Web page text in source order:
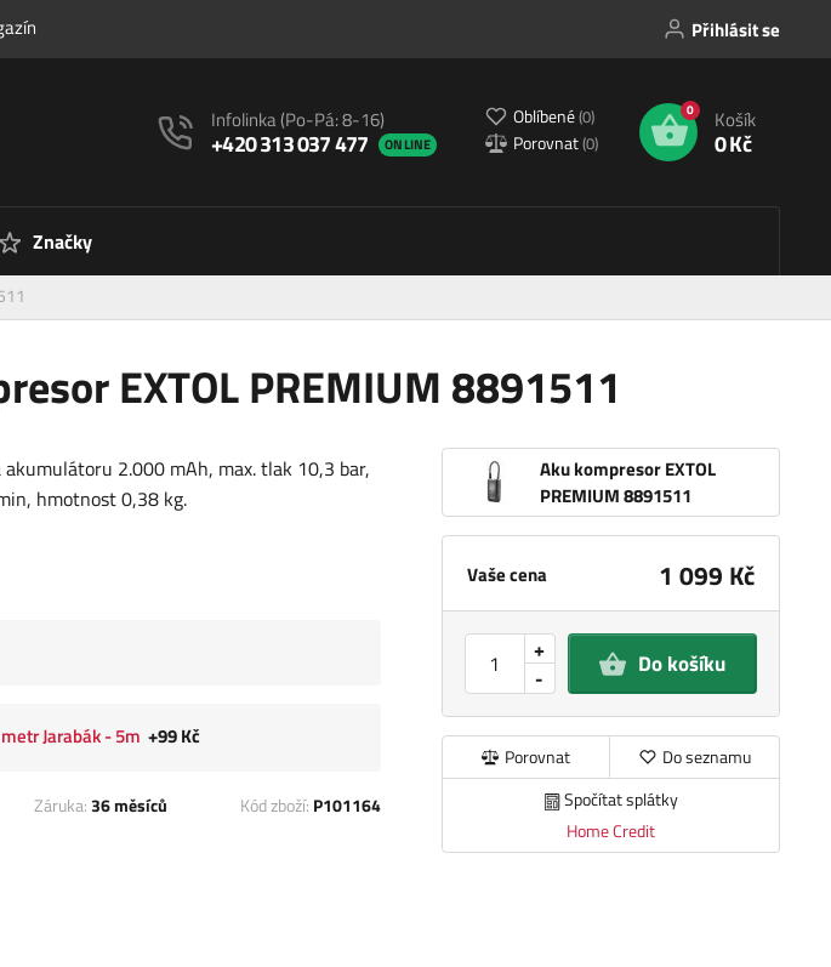
Přihlásit se
Infolinka(Po-Pá: 8-16)
+420 313 037 477 ONLINE
Oblíbené(0)
Porovnat(0)
0 Košík
0 Kč
Značky
EXTOL PREMIUM 8891511
Aku kompresor EXTOL
PREMIUM 8891511
Vaše cena 1 099 Kč
-
+ Do košíku
Porovnat
Do seznamu
Spočítat splátky
Home Credit
akumulátoru 2.000 mAh, max. tlak 10,3 bar,
hmotnost 0,38 kg.
Jarabák - 5m +99 Kč
Záruka:36 měsíců Kód zboží: P101164